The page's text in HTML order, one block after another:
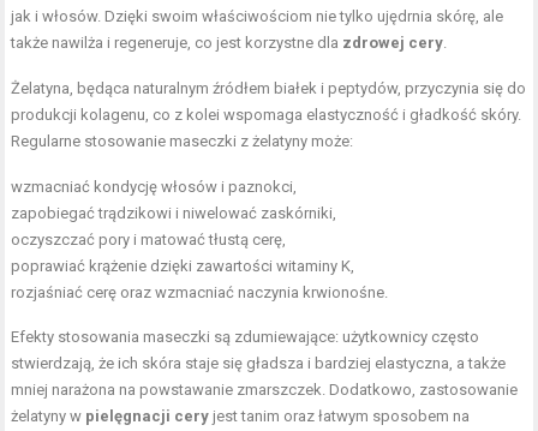
jak i włosów. Dzięki swoim właściwościom nie tylko ujędrnia skórę, ale
także nawilża i regeneruje, co jest korzystne dla zdrowej cery
Żelatyna, będąca naturalnym źródłem białek i peptydów, przyczynia się do
produkcji kolagenu, co z kolei wspomaga elastyczność i gładkość skóry.
Regularne stosowanie maseczki z żelatyny może:
wzmacniać kondycję włosów i paznokci,
zapobiegać trądzikowi i niwelować zaskórniki,
oczyszczać pory i matować tłustą cerę,
poprawiać krążenie dzięki zawartości witaminy K,
rozjaśniać cerę oraz wzmacniać naczynia krwionośne.
Efekty stosowania maseczki są zdumiewające: użytkownicy często
stwierdzają, że ich skóra staje się gładsza i bardziej elastyczna, a także
mniej narażona na powstawanie zmarszczek. Dodatkowo, zastosowanie
żelatyny w pielęgnacji cery jest tanim oraz łatwym sposobem na